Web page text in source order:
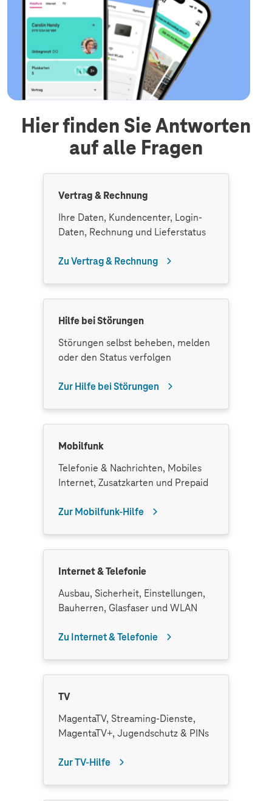
Hier finden Sie Antworten
auf alle Fragen
Vertrag & Rechnung
Ihre Daten, Kundencenter, Login-
Daten, Rechnung und Lieferstatus
Zu Vertrag & Rechnung
Hilfe bei Störungen
Störungen selbst beheben, melden
oder den Status verfolgen
Zur Hilfe bei Störungen
Mobilfunk
Telefonie & Nachrichten, Mobiles
Internet, Zusatzkarten und Prepaid
Zur Mobilfunk-Hilfe
Internet & Telefonie
Ausbau, Sicherheit, Einstellungen,
Bauherren, Glasfaser und WLAN
Zu Internet & Telefonie
TV
MagentaTV, Streaming-Dienste,
MagentaTV+, Jugendschutz & PINs
Zur TV-Hilfe